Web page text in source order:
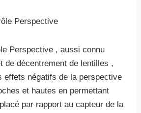
Perspective
Perspective , aussi connu
de décentrement de lentilles ,
effets négatifs de la perspective
et hautes en permettant
par rapport au capteur de la